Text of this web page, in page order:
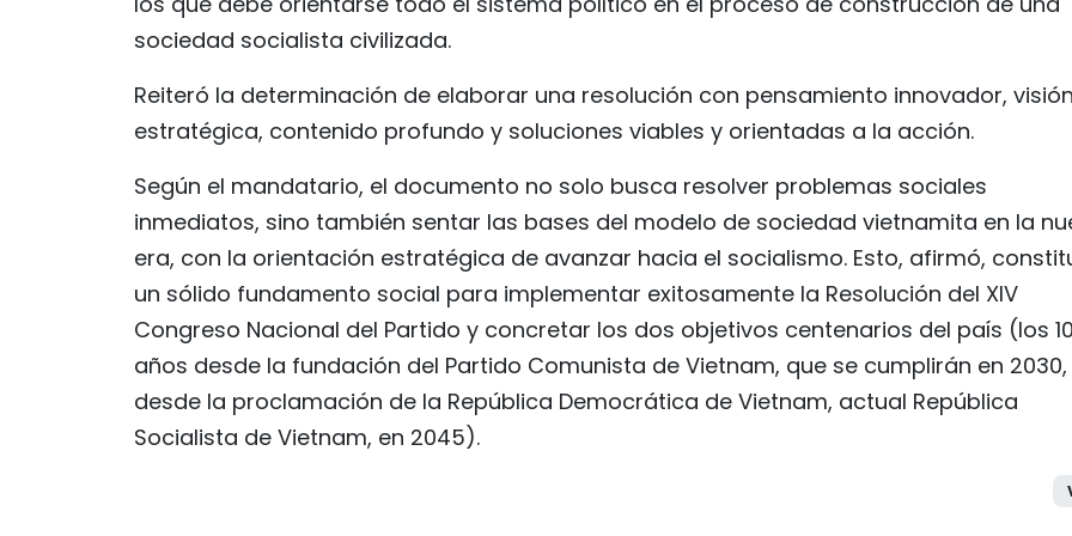
sociedad socialista civilizada.
Reiteró la determinación de elaborar una resolución con pensamiento innovador, visión
estratégica, contenido profundo y soluciones viables y orientadas a la acción.
Según el mandatario, el documento no solo busca resolver problemas sociales
inmediatos, sino también sentar las bases del modelo de sociedad vietnamita en la
era, con la orientación estratégica de avanzar hacia el socialismo. Esto, afirmó,
un sólido fundamento social para implementar exitosamente la Resolución del XIV
Congreso Nacional del Partido y concretar los dos objetivos centenarios del país (los
años desde la fundación del Partido Comunista de Vietnam, que se cumplirán en 2030,
desde la proclamación de la República Democrática de Vietnam, actual República
Socialista de Vietnam, en 2045).